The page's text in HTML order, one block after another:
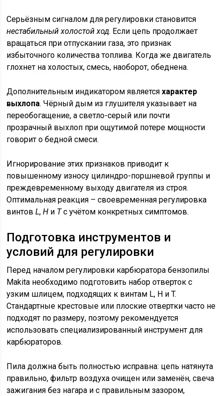
Серьёзным сигналом для регулировки становится
нестабильный холостой ход. Если цепь продолжает
вращаться при отпускании газа, это признак
избыточного количества топлива. Когда же двигатель
глохнет на холостых, смесь, наоборот, обеднена.
Дополнительным индикатором являетсяхарактер
выхлопа. Чёрный дым из глушителя указывает на
переобогащение, а светло-серый или почти
прозрачный выхлоп при ощутимой потере мощности
говорит о бедной смеси.
Игнорирование этих признаков приводит к
повышенному износу цилиндро-поршневой группы и
преждевременному выходу двигателя из строя.
Оптимальная реакция – своевременная регулировка
винтовL,H и Tс учётом конкретных симптомов.
Подготовка инструментов и
условий для регулировки
Перед началом регулировки карбюратора бензопилы
Makita необходимо подготовить набор отверток с
узким шлицем, подходящих к винтам L, H и T.
Стандартные крестовые или плоские отвертки часто не
подходят по размеру, поэтому рекомендуется
использовать специализированный инструмент для
карбюраторов.
Пила должна быть полностью исправна: цепь натянута
правильно, фильтр воздуха очищен или заменён, свеча
зажигания без нагара и с правильным зазором,